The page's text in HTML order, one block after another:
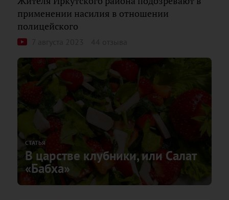
применении насилия в отношении
полицейского
СТАТЬЯ
В царстве клубники, или Салат
«Бабха»